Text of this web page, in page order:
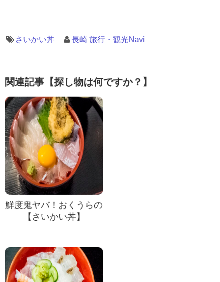
さいかい丼 長崎 旅行・観光Navi
関連記事【探し物は何ですか？】
鮮度鬼ヤバ！おくうらの
【さいかい丼】